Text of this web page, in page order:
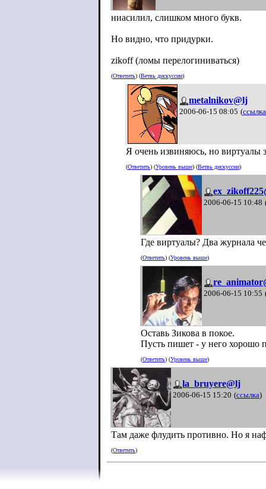
ниасилил, слишком много букв.
Но видно, что придурки.
zikoff (ломы перелогиниваться)
(Ответить) (Ветвь дискуссии)
metalnikov@lj
2006-06-15 08:05 (ссылка
Я очень извиняюсь, но виртуалы
(Ответить) (Уровень выше) (Ветвь дискуссии)
2006-06-15 10:48
Где виртуалы? Два журнала
(Ответить) (Уровень выше)
2006-06-15 10:55
Оставь Зикова в покое.
Пусть пишет - у него хорошо
(Ответить) (Уровень выше)
la_bruyere@lj
2006-06-15 15:20 (ссылка)
Там даже флудить противно. Но я
(Ответить)